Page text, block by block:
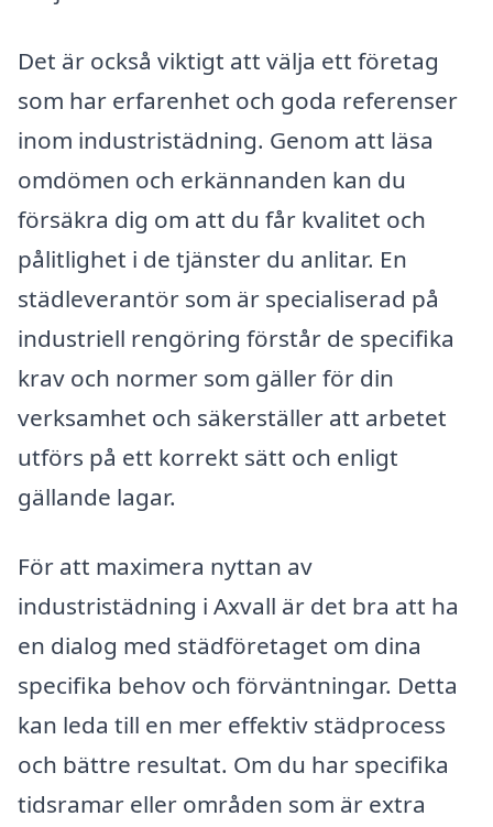
Det är också viktigt att välja ett företag
som har erfarenhet och goda referenser
inom industristädning. Genom att läsa
omdömen och erkännanden kan du
försäkra dig om att du får kvalitet och
pålitlighet i de tjänster du anlitar. En
städleverantör som är specialiserad på
industriell rengöring förstår de specifika
krav och normer som gäller för din
verksamhet och säkerställer att arbetet
utförs på ett korrekt sätt och enligt
gällande lagar.
För att maximera nyttan av
industristädning i Axvall är det bra att ha
en dialog med städföretaget om dina
specifika behov och förväntningar. Detta
kan leda till en mer effektiv städprocess
och bättre resultat. Om du har specifika
tidsramar eller områden som är extra